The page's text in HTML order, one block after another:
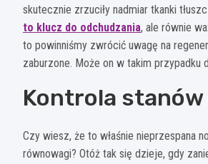
skutecznie zrzuciły nadmiar tkanki
to klucz do odchudzania, ale równie
to powinniśmy zwrócić uwagę na
zaburzone. Może on w takim przypadku
Kontrola
Czy wiesz, że to właśnie nieprzespana
równowagi? Otóż tak się dzieje, gdy